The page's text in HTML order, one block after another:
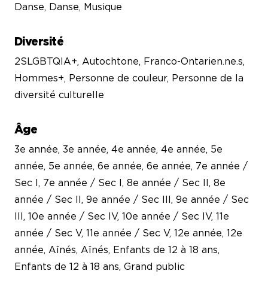
Danse, Danse, Musique
Diversité
2SLGBTQIA+, Autochtone, Franco-Ontarien.ne.s,
Hommes+, Personne de couleur, Personne de la
diversité culturelle
Âge
3e année, 3e année, 4e année, 4e année, 5e
année, 5e année, 6e année, 6e année, 7e année /
Sec I, 7e année / Sec I, 8e année / Sec II, 8e
année / Sec II, 9e année / Sec III, 9e année / Sec
III, 10e année / Sec IV, 10e année / Sec IV, 11e
année / Sec V, 11e année / Sec V, 12e année, 12e
année, Aînés, Aînés, Enfants de 12 à 18 ans,
Enfants de 12 à 18 ans, Grand public